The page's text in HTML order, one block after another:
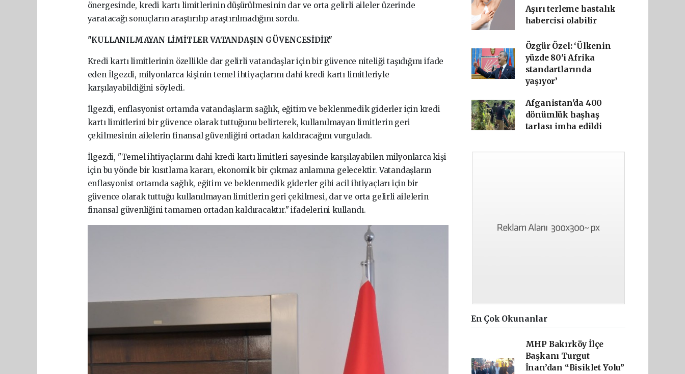
önergesinde, kredi kartı limitlerinin düşürülmesinin dar ve orta gelirli aileler üzerinde
yaratacağı sonuçların araştırılıp araştırılmadığını sordu.
"KULLANILMAYAN LİMİTLER VATANDAŞIN GÜVENCESİDİR"
Kredi kartı limitlerinin özellikle dar gelirli vatandaşlar için bir güvence niteliği taşıdığını ifade
eden İlgezdi, milyonlarca kişinin temel ihtiyaçlarını dahi kredi kartı limitleriyle
karşılayabildiğini söyledi.
İlgezdi, enflasyonist ortamda vatandaşların sağlık, eğitim ve beklenmedik giderler için kredi
kartı limitlerini bir güvence olarak tuttuğunu belirterek, kullanılmayan limitlerin geri
çekilmesinin ailelerin finansal güvenliğini ortadan kaldıracağını vurguladı.
İlgezdi, "Temel ihtiyaçlarını dahi kredi kartı limitleri sayesinde karşılayabilen milyonlarca kişi
için bu yönde bir kısıtlama kararı, ekonomik bir çıkmaz anlamına gelecektir. Vatandaşların
enflasyonist ortamda sağlık, eğitim ve beklenmedik giderler gibi acil ihtiyaçları için bir
güvence olarak tuttuğu kullanılmayan limitlerin geri çekilmesi, dar ve orta gelirli ailelerin
finansal güvenliğini tamamen ortadan kaldıracaktır." ifadelerini kullandı.
Aşırı terleme hastalık
habercisi olabilir
Özgür Özel: ‘Ülkenin
yüzde 80'i Afrika
standartlarında
yaşıyor’
Afganistan'da 400
dönümlük haşhaş
tarlası imha edildi
En Çok Okunanlar
MHP Bakırköy İlçe
Başkanı Turgut
İnan’dan “Bisiklet Yolu”